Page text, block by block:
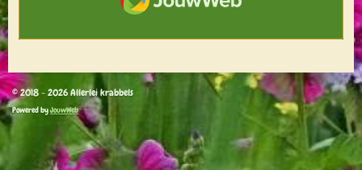
© 2018 - 2026 Allerlei krabbels
Powered byJouwWeb